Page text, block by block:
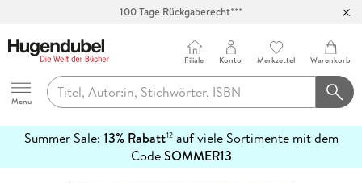
100 Tage Rückgaberecht***
Hugendubel
Menu
Filiale Konto Merkzettel Warenkorb
Summer Sale: 13% Rabatt12auf viele Sortimente mit dem
CodeSOMMER13
erfahren